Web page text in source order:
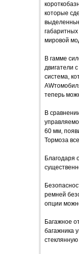
которые
мировой
В гамме
двигатели
система,
теперь
В
60 мм,
Тормоза
Благодаря
ремней
опции
Багажное
багажника